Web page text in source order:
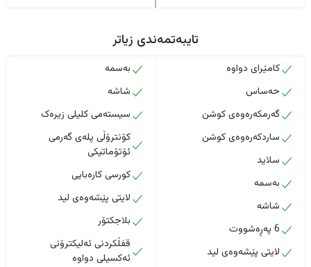
تایبەتمەندی زیاتر
کامێرای دواوە
حەساس
گەرمکەرەوەی کوشن
ساردکەرەوەی کوشن
سلاید
بەسمە
شاشە
6 پەڕەشووت
لایتی پێشەوەی لید
بەسمە
شاشە
سیستەمی کلیلی زیرەک
کۆنترۆڵی پلەی گەرمی
ئۆتۆماتیکی
کورسی کارەبایی
لایتی پێشەوەی لید
بلاجکتۆر
قفڵکردنی ئەلیکترۆنی
ئەکسیلی دواوە